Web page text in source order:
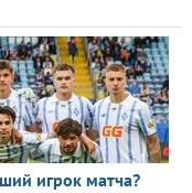
игрок матча?